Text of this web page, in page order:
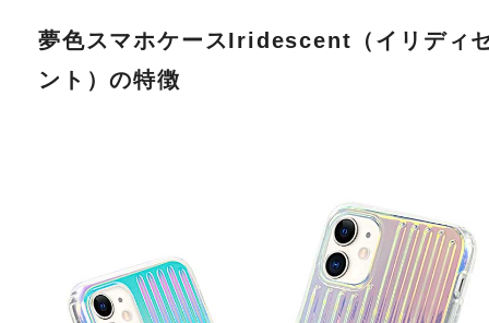
夢色スマホケースIridescent（イリディ
ント）の特徴